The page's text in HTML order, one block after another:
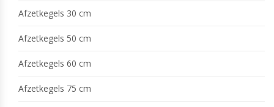
Afzetkegels 30 cm
Afzetkegels 50 cm
Afzetkegels 60 cm
Afzetkegels 75 cm